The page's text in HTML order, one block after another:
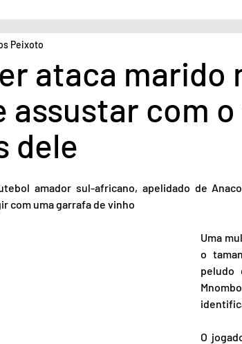
Brasil
no DF
ataca marido
assustar com
dele
Peixoto
amador sul-africano, apelidado de
com uma garrafa de vinho
Uma
o
peludo
O